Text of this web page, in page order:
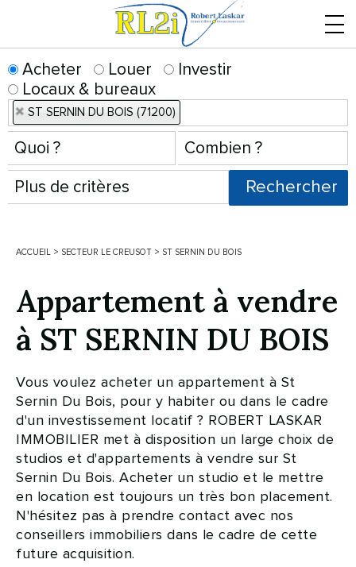
Acheter Louer
Investir
Locaux & bureaux
ST SERNIN DU BOIS (71200)
ACCUEIL > SECTEUR LE CREUSOT > ST SERNIN DU BOIS
Appartement à vendre
à ST SERNIN DU BOIS
Vous voulez acheter un appartement à St
Sernin Du Bois, pour y habiter ou dans le cadre
d'un investissement locatif ? ROBERT LASKAR
IMMOBILIER met à disposition un large choix de
studios et d'appartements à vendre sur St
Sernin Du Bois. Acheter un studio et le mettre
en location est toujours un très bon placement.
N'hésitez pas à prendre contact avec nos
conseillers immobiliers dans le cadre de cette
future acquisition.